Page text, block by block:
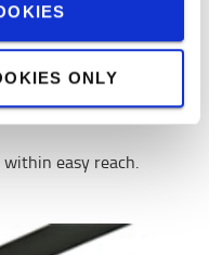
ONLY
easy reach.